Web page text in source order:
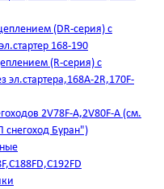
(DR-серия) с
168-190
(R-серия) с
эл.стартера,168А-2R,170F-
2V78F-A,2V80F-A (см.
Буран")